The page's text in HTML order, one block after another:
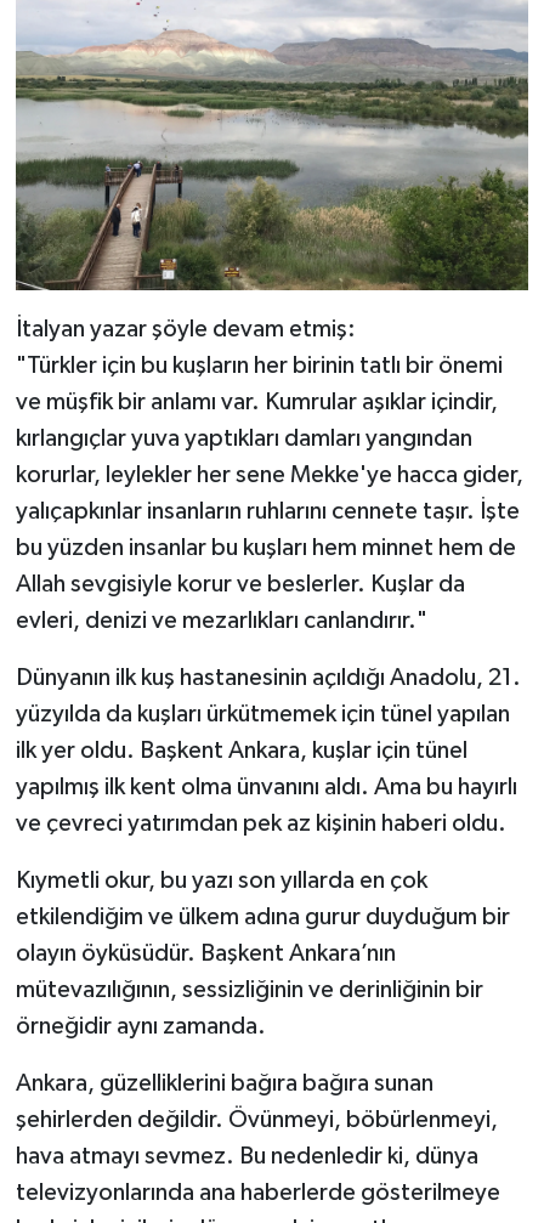
İtalyan yazar şöyle devam etmiş:
"Türkler için bu kuşların her birinin tatlı bir önemi
ve müşfik bir anlamı var. Kumrular aşıklar içindir,
kırlangıçlar yuva yaptıkları damları yangından
korurlar, leylekler her sene Mekke'ye hacca gider,
yalıçapkınlar insanların ruhlarını cennete taşır. İşte
bu yüzden insanlar bu kuşları hem minnet hem de
Allah sevgisiyle korur ve beslerler. Kuşlar da
evleri, denizi ve mezarlıkları canlandırır."
Dünyanın ilk kuş hastanesinin açıldığı Anadolu, 21.
yüzyılda da kuşları ürkütmemek için tünel yapılan
ilk yer oldu. Başkent Ankara, kuşlar için tünel
yapılmış ilk kent olma ünvanını aldı. Ama bu hayırlı
ve çevreci yatırımdan pek az kişinin haberi oldu.
Kıymetli okur, bu yazı son yıllarda en çok
etkilendiğim ve ülkem adına gurur duyduğum bir
olayın öyküsüdür. Başkent Ankara’nın
mütevazılığının, sessizliğinin ve derinliğinin bir
örneğidir aynı zamanda.
Ankara, güzelliklerini bağıra bağıra sunan
şehirlerden değildir. Övünmeyi, böbürlenmeyi,
hava atmayı sevmez. Bu nedenledir ki, dünya
televizyonlarında ana haberlerde gösterilmeye